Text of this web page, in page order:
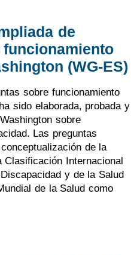
de
(WG-ES)
sobre funcionamiento
sido elaborada, probada y
sobre
Las preguntas
de la
Internacional
y de la Salud
de la Salud como